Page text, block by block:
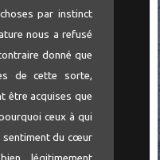
par instinct
nous a refusé
donné que
de cette sorte,
être acquises que
ceux à qui
sentiment du cœur
légitimement